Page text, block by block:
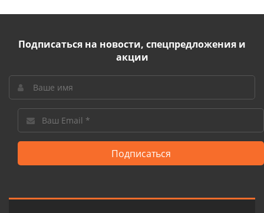
Подписаться на новости, спецпредложения и
акции
Подписаться